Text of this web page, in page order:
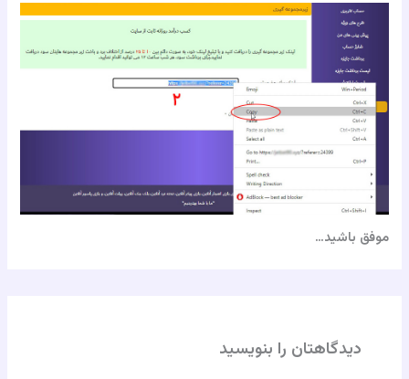
موفق باشید…
دیدگاهتان را بنویسید